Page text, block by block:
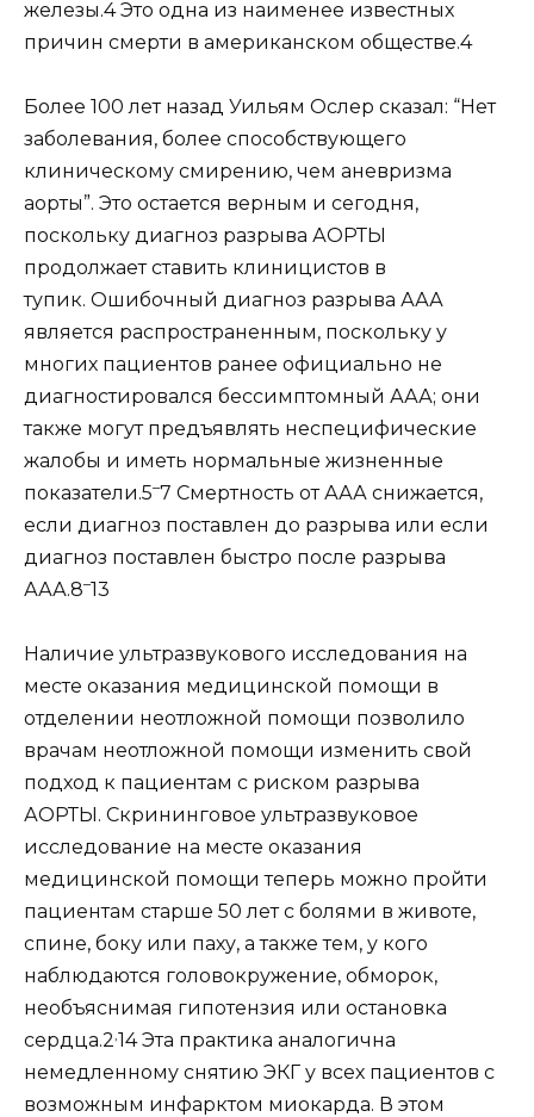
железы.4 Это одна из наименее известных
причин смерти в американском обществе.4
Более 100 лет назад Уильям Ослер сказал: “Нет
заболевания, более способствующего
клиническому смирению, чем аневризма
аорты”. Это остается верным и сегодня,
поскольку диагноз разрыва АОРТЫ
продолжает ставить клиницистов в
тупик. Ошибочный диагноз разрыва ААА
является распространенным, поскольку у
многих пациентов ранее официально не
диагностировался бессимптомный ААА; они
также могут предъявлять неспецифические
жалобы и иметь нормальные жизненные
показатели.5–7 Смертность от ААА снижается,
если диагноз поставлен до разрыва или если
диагноз поставлен быстро после разрыва
ААА.8–13
Наличие ультразвукового исследования на
месте оказания медицинской помощи в
отделении неотложной помощи позволило
врачам неотложной помощи изменить свой
подход к пациентам с риском разрыва
АОРТЫ. Скрининговое ультразвуковое
исследование на месте оказания
медицинской помощи теперь можно пройти
пациентам старше 50 лет с болями в животе,
спине, боку или паху, а также тем, у кого
наблюдаются головокружение, обморок,
необъяснимая гипотензия или остановка
сердца.2,14 Эта практика аналогична
немедленному снятию ЭКГ у всех пациентов с
возможным инфарктом миокарда. В этом